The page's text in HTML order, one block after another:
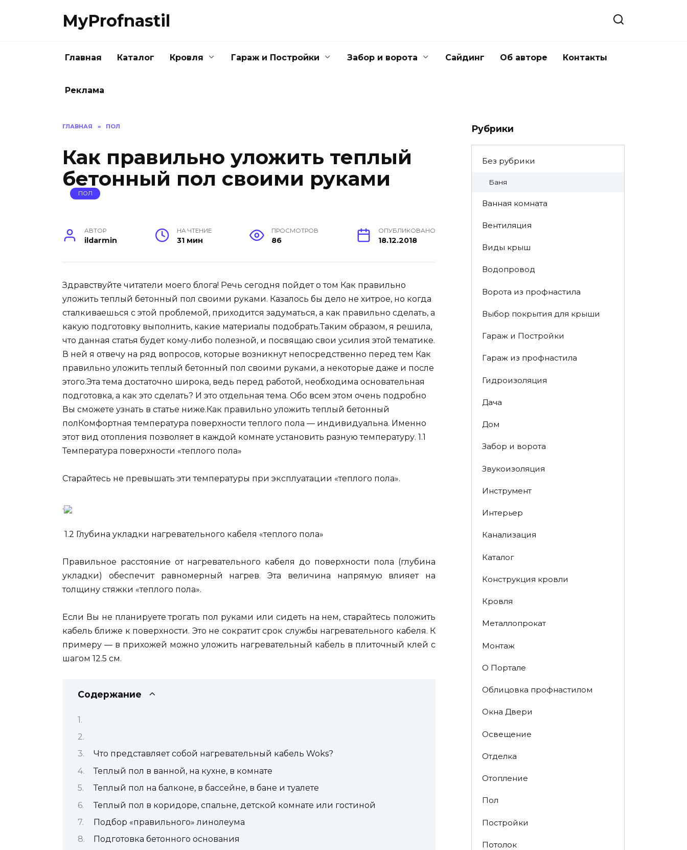
MyProfnastil
Главная Каталог Кровля Гараж и Постройки Забор и ворота Сайдинг Об авторе Контакты
Реклама
ГЛАВНАЯ » ПОЛ
Как правильно уложить теплый
бетонный пол своими руками
ПОЛ
АВТОР
ildarmin
НА ЧТЕНИЕ
31 мин
ПРОСМОТРОВ
86
ОПУБЛИКОВАНО
18.12.2018
Здравствуйте читатели моего блога! Речь сегодня пойдет о том Как правильно
уложить теплый бетонный пол своими руками. Казалось бы дело не хитрое, но когда
сталкиваешься с этой проблемой, приходится задуматься, а как правильно сделать, а
какую подготовку выполнить, какие материалы подобрать.Таким образом, я решила,
что данная статья будет кому-либо полезной, и посвящаю свои усилия этой тематике.
В ней я отвечу на ряд вопросов, которые возникнут непосредственно перед тем Как
правильно уложить теплый бетонный пол своими руками, а некоторые даже и после
этого.Эта тема достаточно широка, ведь перед работой, необходима основательная
подготовка, а как это сделать? И это отдельная тема. Обо всем этом очень подробно
Вы сможете узнать в статье ниже. Как правильно уложить теплый бетонный
полКомфортная температура поверхности теплого пола — индивидуальна. Именно
этот вид отопления позволяет в каждой комнате установить разную температуру. 1.1
Температура поверхности «теплого пола»
Старайтесь не превышать эти температуры при эксплуатации «теплого пола».
.
1.2 Глубина укладки нагревательного кабеля «теплого пола»
Правильное расстояние от нагревательного кабеля до поверхности пола (глубина
укладки) обеспечит равномерный нагрев. Эта величина напрямую влияет на
толщину стяжки «теплого пола».
Если Вы не планируете трогать пол руками или сидеть на нем, старайтесь положить
кабель ближе к поверхности. Это не сократит срок службы нагревательного кабеля. К
примеру — в прихожей можно уложить нагревательный кабель в плиточный клей с
шагом 12.5 см.
Содержание
Что представляет собой нагревательный кабель Woks?
Теплый пол в ванной, на кухне, в комнате
Теплый пол на балконе, в бассейне, в бане и туалете
Теплый пол в коридоре, спальне, детской комнате или гостиной
Подбор «правильного» линолеума
Подготовка бетонного основания
Рубрики
Без рубрики
Баня
Ванная комната
Вентиляция
Виды крыш
Водопровод
Ворота из профнастила
Выбор покрытия для крыши
Гараж и Постройки
Гараж из профнастила
Гидроизоляция
Дача
Дом
Забор и ворота
Звукоизоляция
Инструмент
Интерьер
Канализация
Каталог
Конструкция кровли
Кровля
Металлопрокат
Монтаж
О Портале
Облицовка профнастилом
Окна Двери
Освещение
Отделка
Отопление
Пол
Постройки
Потолок